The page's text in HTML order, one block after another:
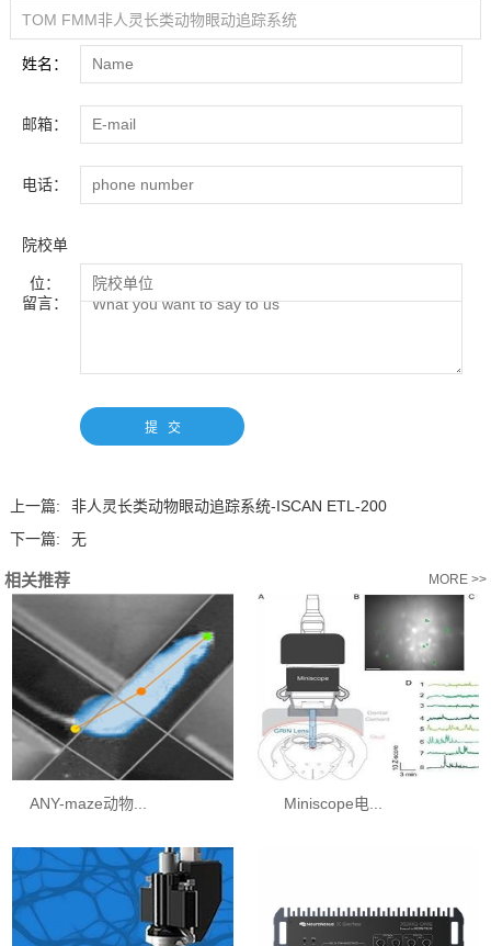
姓名：
邮箱：
电话：
院校单
位：
留言：
上一篇:
非人灵长类动物眼动追踪系统-ISCAN ETL-200
下一篇:
无
相关推荐 MORE >>
ANY-maze动物... Miniscope电...